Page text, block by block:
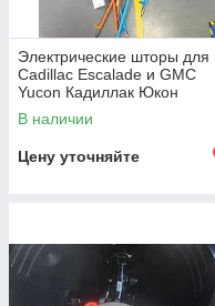
Электрические шторы для
Cadillac Escalade и GMC
Yucon Кадиллак Юкон
В наличии
Цену уточняйте